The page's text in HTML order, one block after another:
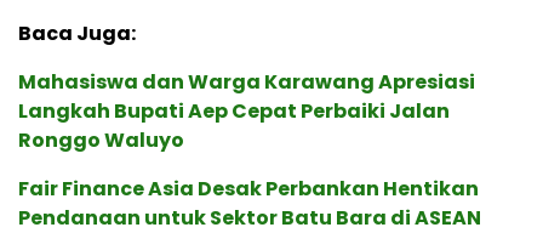
Baca Juga:
Mahasiswa dan Warga Karawang Apresiasi
Langkah Bupati Aep Cepat Perbaiki Jalan
Ronggo Waluyo
Fair Finance Asia Desak Perbankan Hentikan
Pendanaan untuk Sektor Batu Bara di ASEAN